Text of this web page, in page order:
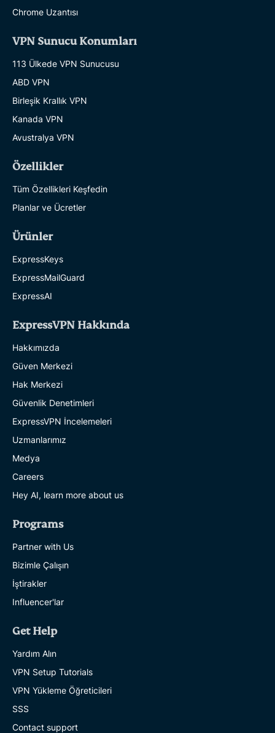
Chrome Uzantısı
VPN Sunucu Konumları
113 Ülkede VPN Sunucusu
ABD VPN
Birleşik Krallık VPN
Kanada VPN
Avustralya VPN
Özellikler
Tüm Özellikleri Keşfedin
Planlar ve Ücretler
Ürünler
ExpressKeys
ExpressMailGuard
ExpressAI
ExpressVPN Hakkında
Hakkımızda
Güven Merkezi
Hak Merkezi
Güvenlik Denetimleri
ExpressVPN İncelemeleri
Uzmanlarımız
Medya
Careers
Hey AI, learn more about us
Programs
Partner with Us
Bizimle Çalışın
İştirakler
Influencer'lar
Get Help
Yardım Alın
VPN Setup Tutorials
VPN Yükleme Öğreticileri
SSS
Contact support